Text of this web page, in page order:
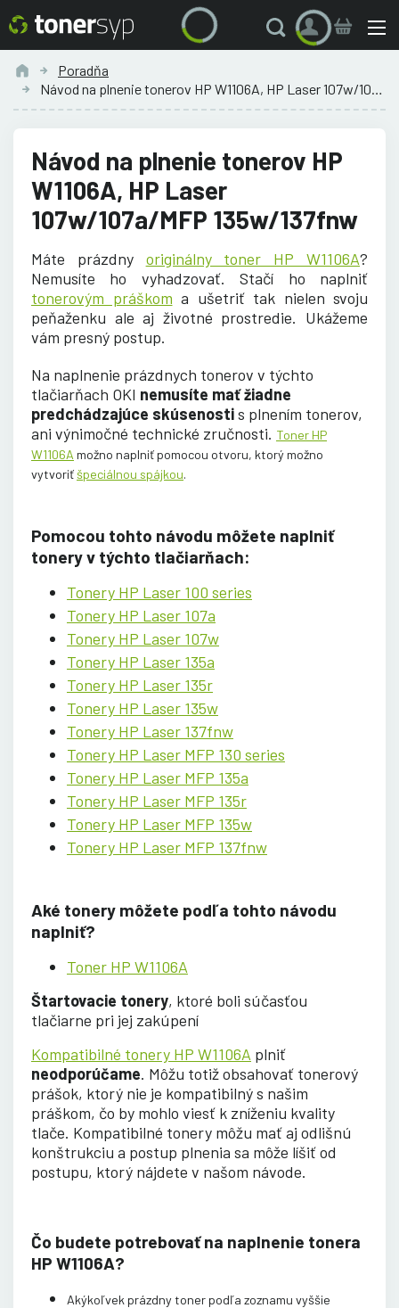
Poradňa
Návod na plnenie tonerov HP W1106A, HP Laser 107w/107a/MFP...
Návod na plnenie tonerov HP
W1106A, HP Laser
107w/107a/MFP 135w/137fnw
Máte prázdny originálny toner HP W1106A?
Nemusíte ho vyhadzovať. Stačí ho naplniť
tonerovým práškom a ušetriť tak nielen svoju
peňaženku ale aj životné prostredie. Ukážeme
vám presný postup.
Na naplnenie prázdnych tonerov v týchto
tlačiarňach OKI nemusíte mať žiadne
predchádzajúce skúsenostis plnením tonerov,
ani výnimočné technické zručnosti. Toner HP
W1106A možno naplniť pomocou otvoru, ktorý možno
vytvoriťšpeciálnou spájkou.
Pomocou tohto návodu môžete naplniť
tonery v týchto tlačiarňach:
Tonery HP Laser 100 series
Tonery HP Laser 107a
Tonery HP Laser 107w
Tonery HP Laser 135a
Tonery HP Laser 135r
Tonery HP Laser 135w
Tonery HP Laser 137fnw
Tonery HP Laser MFP 130 series
Tonery HP Laser MFP 135a
Tonery HP Laser MFP 135r
Tonery HP Laser MFP 135w
Tonery HP Laser MFP 137fnw
Aké tonery môžete podľa tohto návodu
naplniť?
Toner HP W1106A
Štartovacie tonery, ktoré boli súčasťou
tlačiarne pri jej zakúpení
Kompatibilné tonery HP W1106A plniť
neodporúčame. Môžu totiž obsahovať tonerový
prášok, ktorý nie je kompatibilný s našim
práškom, čo by mohlo viesť k zníženiu kvality
tlače. Kompatibilné tonery môžu mať aj odlišnú
konštrukciu a postup plnenia sa môže líšiť od
postupu, ktorý nájdete v našom návode.
Čo budete potrebovať na naplnenie tonera
HP W1106A?
Akýkoľvek prázdny toner podľa zoznamu vyššie